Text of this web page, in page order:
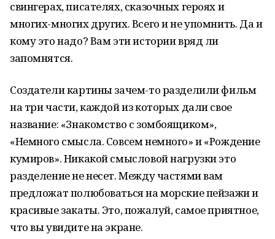
свингерах, писателях, сказочных героях и
многих-многих других. Всего и не упомнить. Да и
кому это надо? Вам эти истории вряд ли
запомнятся.
Создатели картины зачем-то разделили фильм
на три части, каждой из которых дали свое
название: «Знакомство с зомбоящиком»,
«Немного смысла. Совсем немного» и «Рождение
кумиров». Никакой смысловой нагрузки это
разделение не несет. Между частями вам
предложат полюбоваться на морские пейзажи и
красивые закаты. Это, пожалуй, самое приятное,
что вы увидите на экране.